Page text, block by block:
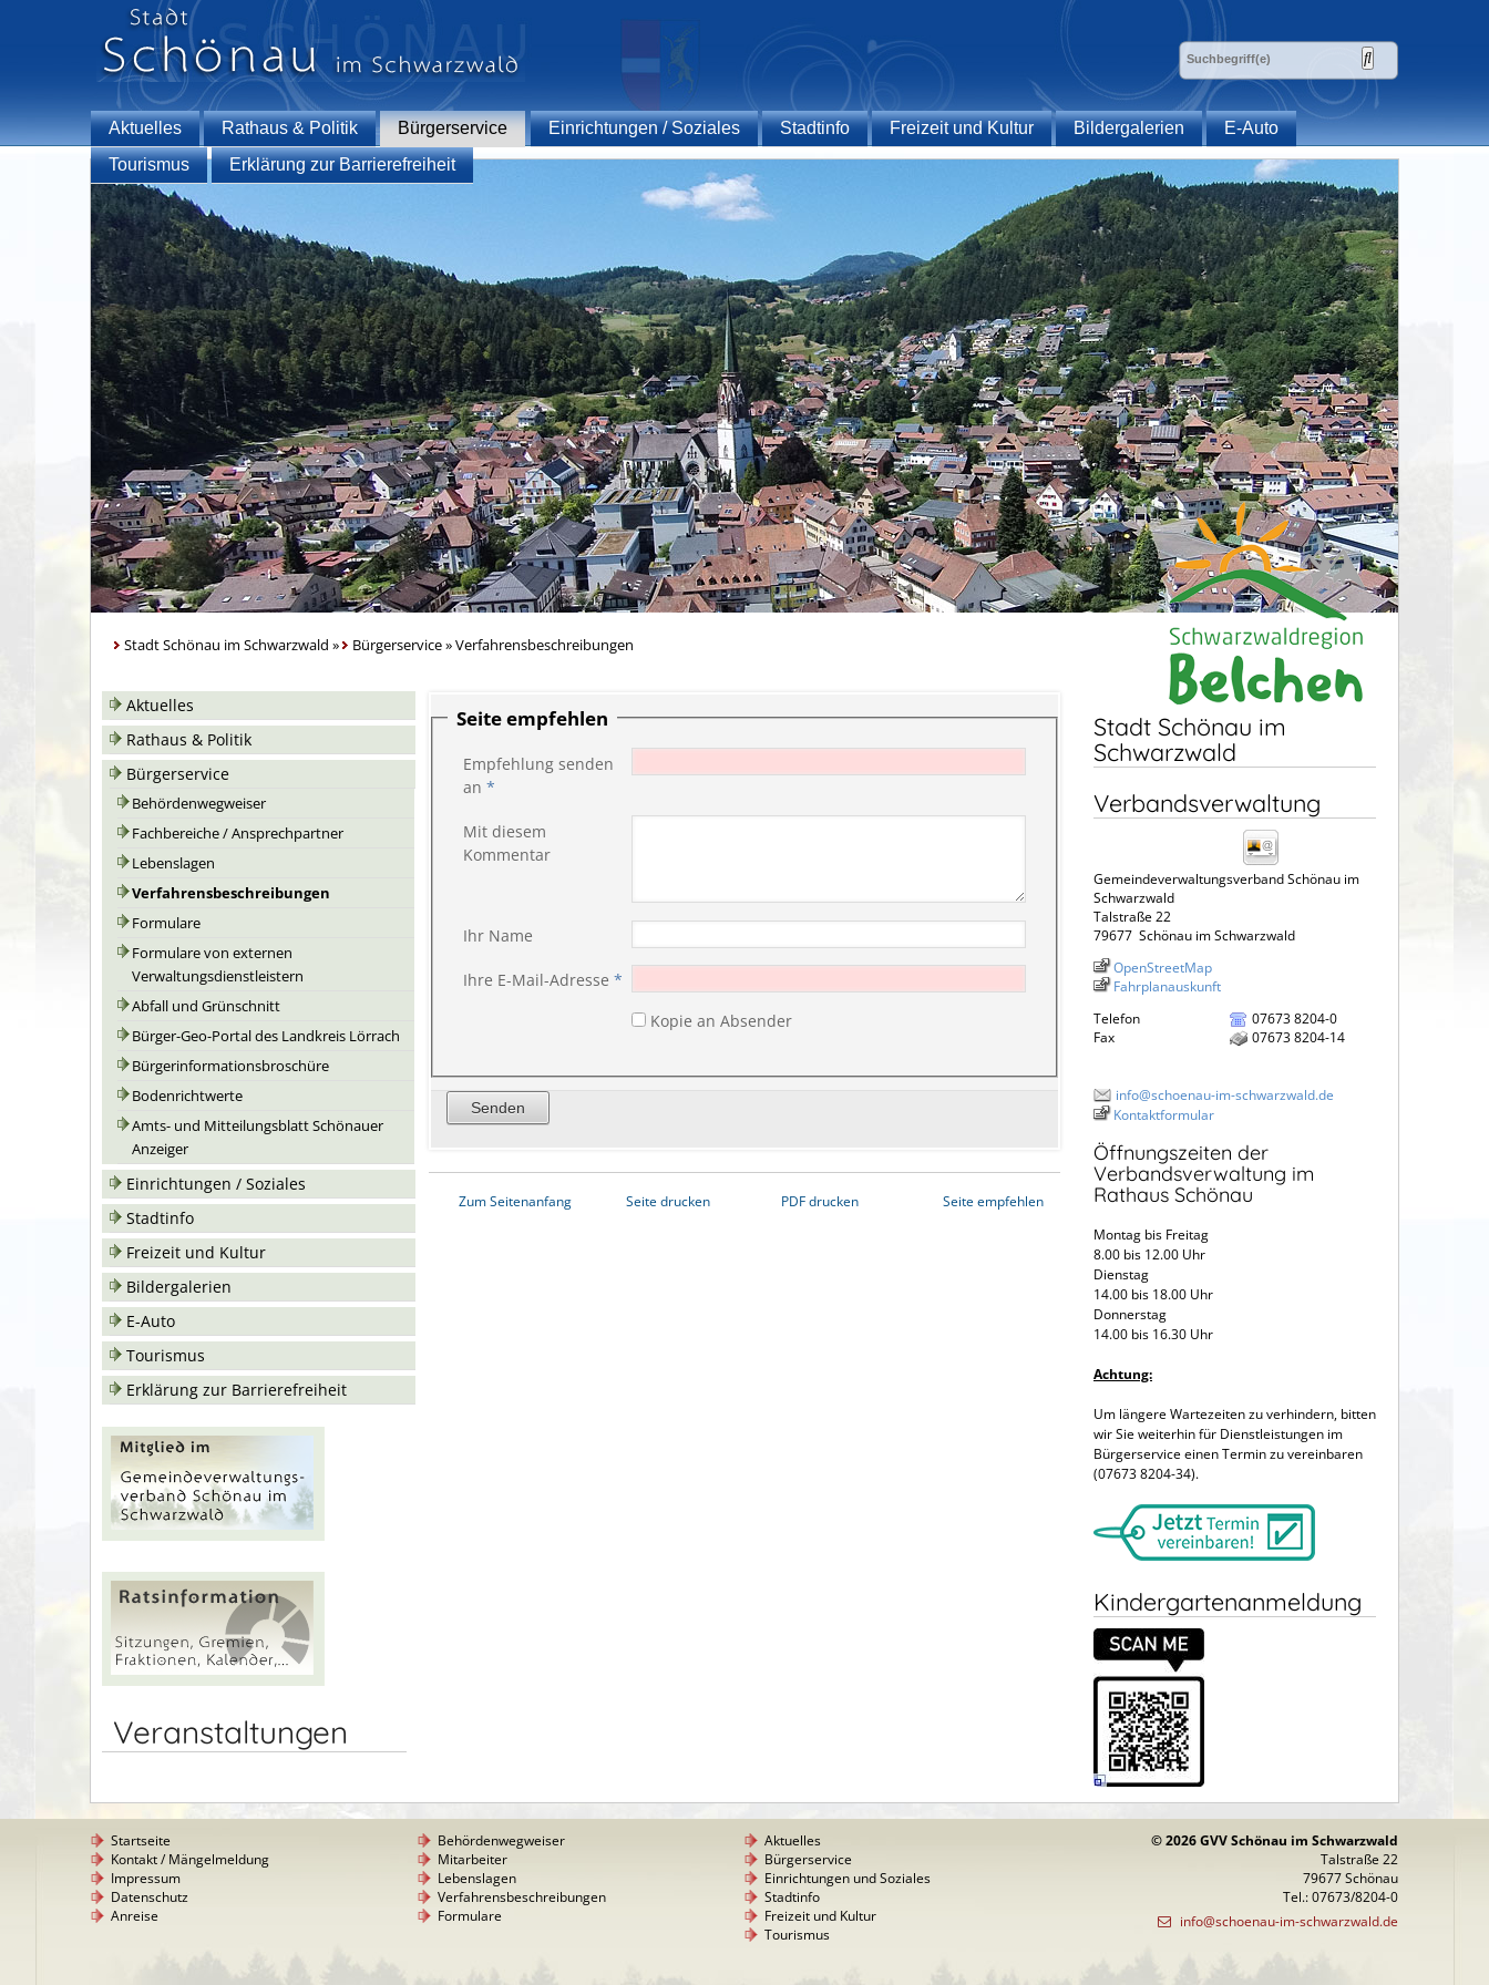
Aktuelles Rathaus & Politik Bürgerservice Einrichtungen / Soziales Stadtinfo Freizeit und Kultur Bildergalerien
E-Auto
Tourismus
Erklärung zur Barrierefreiheit
Stadt Schönau im Schwarzwald » Bürgerservice»Verfahrensbeschreibungen
Aktuelles
Rathaus & Politik
Bürgerservice
Behördenwegweiser
Fachbereiche / Ansprechpartner
Lebenslagen
Verfahrensbeschreibungen
Formulare
Formulare von externen
Verwaltungsdienstleistern
Abfall und Grünschnitt
Bürger-Geo-Portal des Landkreis Lörrach
Bürgerinformationsbroschüre
Bodenrichtwerte
Amts- und Mitteilungsblatt Schönauer
Anzeiger
Einrichtungen / Soziales
Stadtinfo
Freizeit und Kultur
Bildergalerien
E-Auto
Tourismus
Erklärung zur Barrierefreiheit
Veranstaltungen
Seite empfehlen
Empfehlung senden
an *
Mit diesem
Kommentar
Ihr Name
Ihre E-Mail-Adresse *
Kopie an Absender
Zum Seitenanfang Seite drucken PDF drucken Seite empfehlen
Stadt Schönau im
Schwarzwald
Verbandsverwaltung
Gemeindeverwaltungsverband Schönau im
Schwarzwald
Talstraße 22
79677 Schönau im Schwarzwald
OpenStreetMap
Fahrplanauskunft
Telefon
07673 8204-0
Fax
07673 8204-14
info@schoenau-im-schwarzwald.de
Kontaktformular
Öffnungszeiten der
Verbandsverwaltung im
Rathaus Schönau
Montag bis Freitag
8.00 bis 12.00 Uhr
Dienstag
14.00 bis 18.00 Uhr
Donnerstag
14.00 bis 16.30 Uhr
Achtung:
Um längere Wartezeiten zu verhindern, bitten
wir Sie weiterhin für Dienstleistungen im
Bürgerservice einen Termin zu vereinbaren
(07673 8204-34).
Kindergartenanmeldung
Startseite
Kontakt / Mängelmeldung
Impressum
Datenschutz
Anreise
Behördenwegweiser
Mitarbeiter
Lebenslagen
Verfahrensbeschreibungen
Formulare
Aktuelles
Bürgerservice
Einrichtungen und Soziales
Stadtinfo
Freizeit und Kultur
Tourismus
© 2026 GVV Schönau im Schwarzwald
Talstraße 22
79677 Schönau
Tel.: 07673/8204-0
info@schoenau-im-schwarzwald.de